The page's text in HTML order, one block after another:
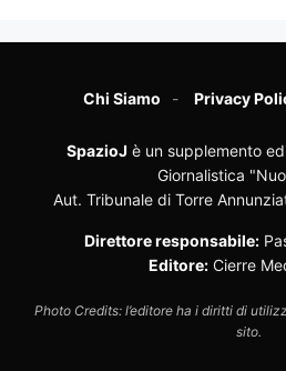
Chi Siamo Privacy
SpazioJ è un supplemento
Giornalistica
Aut. Tribunale di Torre
Direttore responsabile:
Editore: Cierre
Photo Credits: l’editore ha i diritti di
sito.